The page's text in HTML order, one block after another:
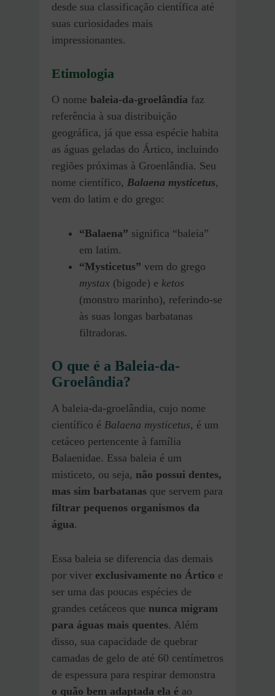
desde sua classificação científica até
suas curiosidades mais
impressionantes.
Etimologia
O nome baleia-da-groelândia faz
referência à sua distribuição
geográfica, já que essa espécie habita
as águas geladas do Ártico, incluindo
regiões próximas à Groenlândia. Seu
nome científico, Balaena mysticetus,
vem do latim e do grego:
“Balaena” significa “baleia”
em latim.
“Mysticetus” vem do grego
mystax (bigode) e ketos
(monstro marinho), referindo-se
às suas longas barbatanas
filtradoras.
O que é a Baleia-da-
Groelândia?
A baleia-da-groelândia, cujo nome
científico é Balaena mysticetus, é um
cetáceo pertencente à família
Balaenidae. Essa baleia é um
misticeto, ou seja, não possui dentes,
mas sim barbatanas que servem para
filtrar pequenos organismos da
água.
Essa baleia se diferencia das demais
por viver exclusivamente no Ártico e
ser uma das poucas espécies de
grandes cetáceos que nunca migram
para águas mais quentes. Além
disso, sua capacidade de quebrar
camadas de gelo de até 60 centímetros
de espessura para respirar demonstra
o quão bem adaptada ela é ao